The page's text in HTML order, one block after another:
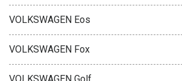
VOLKSWAGEN Eos
VOLKSWAGEN Fox